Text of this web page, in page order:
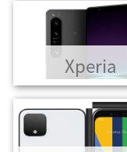
Xperia